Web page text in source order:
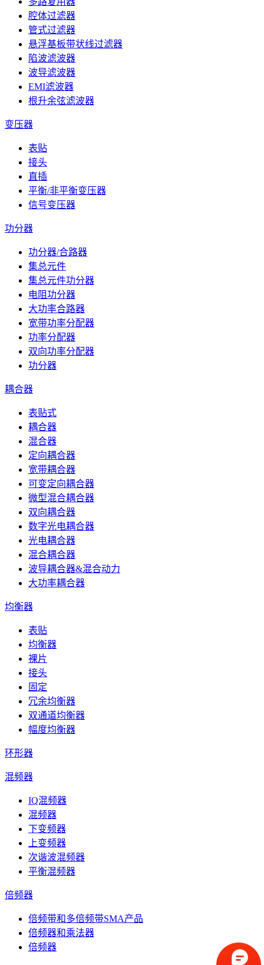
腔体过滤器
管式过滤器
悬浮基板带状线过滤器
陷波滤波器
波导滤波器
EMI滤波器
根升余弦滤波器
变压器
表贴
接头
直插
平衡/非平衡变压器
信号变压器
功分器
功分器/合路器
集总元件
集总元件功分器
电阻功分器
大功率合路器
宽带功率分配器
功率分配器
双向功率分配器
功分器
耦合器
表贴式
耦合器
混合器
定向耦合器
宽带耦合器
可变定向耦合器
微型混合耦合器
双向耦合器
数字光电耦合器
光电耦合器
混合耦合器
波导耦合器&混合动力
大功率耦合器
均衡器
表贴
均衡器
裸片
接头
固定
冗余均衡器
双通道均衡器
幅度均衡器
环形器
混频器
IQ混频器
混频器
下变频器
上变频器
次谐波混频器
平衡混频器
倍频器
倍频带和多倍频带SMA产品
倍频器和乘法器
倍频器